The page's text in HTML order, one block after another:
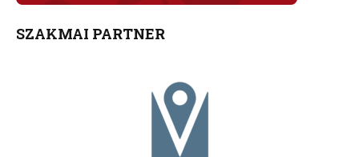
SZAKMAI PARTNER